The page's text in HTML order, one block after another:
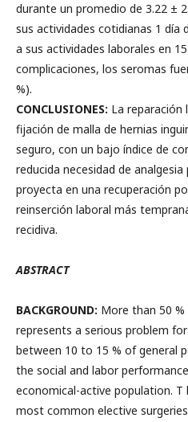
durante un promedio de 3.22 ±
sus actividades cotidianas 1 día
a sus actividades laborales en
complicaciones, los seromas
%).
CONCLUSIONES: La reparación
fijación de malla de hernias
seguro, con un bajo índice de
reducida necesidad de
proyecta en una recuperación
reinserción laboral más
recidiva.
ABSTRACT
BACKGROUND: More than 50 %
represents a serious problem
between 10 to 15 % of general
the social and labor
economical-active population.
most common elective